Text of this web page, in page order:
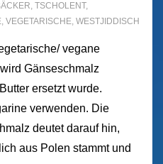
, TSCHOLENT,
, VEGETARISCHE, WESTJIDDISCH
vegane
Gänseschmalz
ersetzt wurde.
verwenden. Die
deutet darauf hin,
aus Polen stammt und